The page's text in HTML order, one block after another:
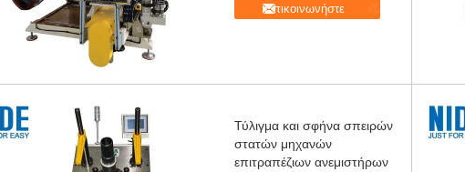
Επικοινωνήστε
Τύλιγμα και σφήνα σπειρών
στατών μηχανών
επιτραπέζιων ανεμιστήρων